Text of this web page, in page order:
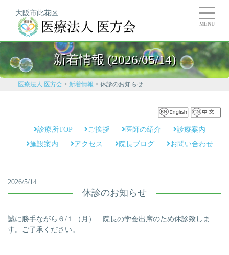
大阪市此花区
MENU
新着情報 (2026/05/14)
医療法人 医方会 > 新着情報 > 休診のお知らせ
診療所TOP ご挨拶 医師の紹介
診療案内
施設案内
アクセス 院長ブログ お問い合わせ
2026/5/14
休診のお知らせ
誠に勝手ながら６/１（月） 院長の学会出席のため休診致しま
す。ご了承ください。